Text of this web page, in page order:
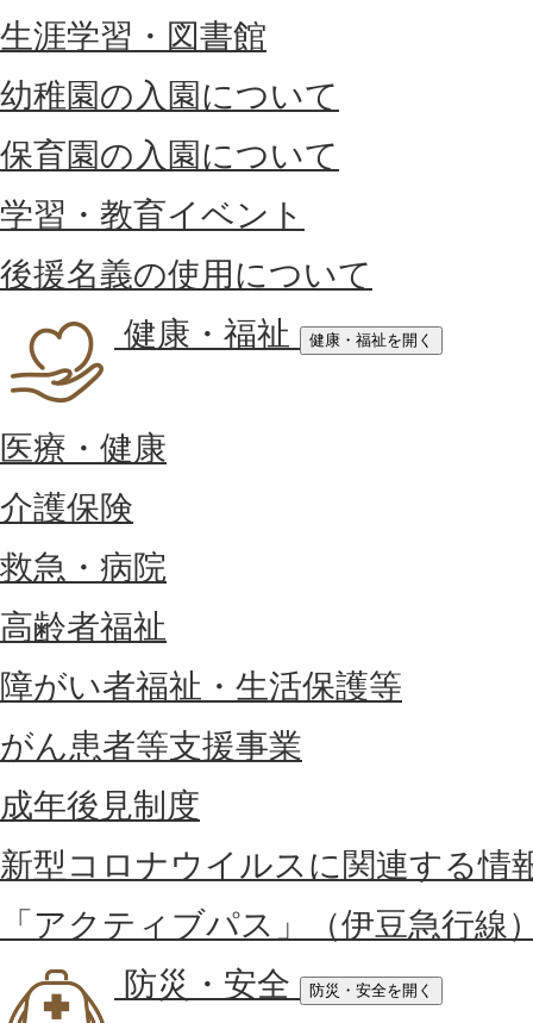
生涯学習・図書館
幼稚園の入園について
保育園の入園について
学習・教育イベント
後援名義の使用について
健康・福祉
健康・福祉を開く
医療・健康
介護保険
救急・病院
高齢者福祉
障がい者福祉・生活保護等
がん患者等支援事業
成年後見制度
新型コロナウイルスに関連する情
「アクティブパス」（伊豆急行線
防災・安全
防災・安全を開く